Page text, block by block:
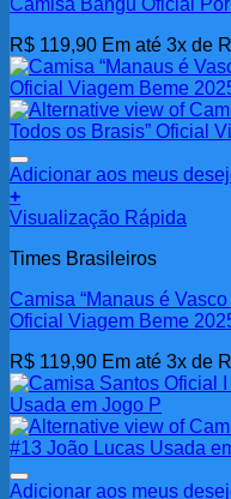
Camisa Bangu Oficial
R$ 119,90 Em até 3x de
Adicionar aos meus
+
Visualização Rápida
Times Brasileiros
Camisa “Manaus é
Oficial Viagem Beme
R$ 119,90 Em até 3x de
Adicionar aos meus